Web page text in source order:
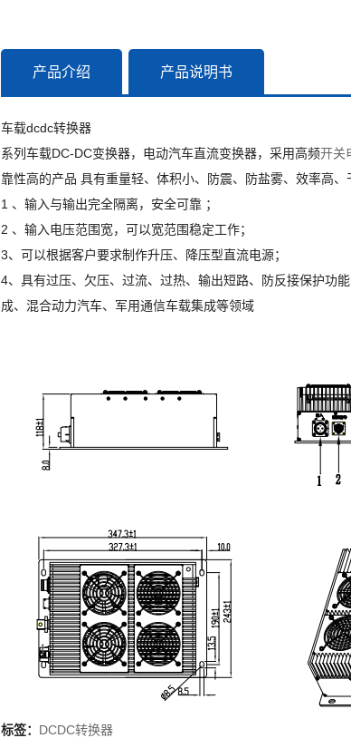
产品介绍 产品说明书
车载dcdc转换器
系列车载DC-DC变换器，电动汽车直流变换器，采用高频开关
靠性高的产品 具有重量轻、体积小、防震、防盐雾、效率高、
1 、输入与输出完全隔离，安全可靠 ；
2 、输入电压范围宽，可以宽范围稳定工作；
3、可以根据客户要求制作升压、降压型直流电源；
4、具有过压、欠压、过流、过热、输出短路、防反接保护功
成、混合动力汽车、军用通信车载集成等领域
标签： DCDC转换器